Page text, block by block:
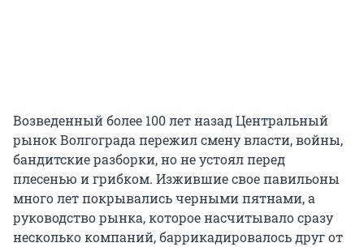
Возведенный более 100 лет назад Центральный
рынок Волгограда пережил смену власти, войны,
бандитские разборки, но не устоял перед
плесенью и грибком. Изжившие свое павильоны
много лет покрывались черными пятнами, а
руководство рынка, которое насчитывало сразу
несколько компаний, баррикадировалось друг от